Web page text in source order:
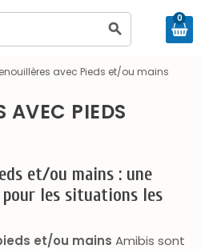
search
0
avec Pieds et/ou mains
AVEC PIEDS
et/ou mains : une
les situations les
et/ou mains Amibis sont